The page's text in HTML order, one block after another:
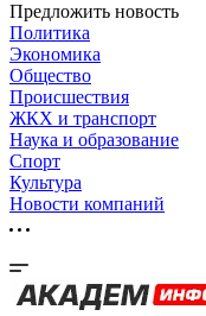
Предложить новость
Политика
Экономика
Общество
Происшествия
ЖКХ и транспорт
Наука и образование
Спорт
Культура
Новости компаний